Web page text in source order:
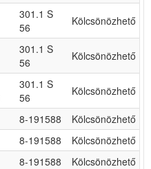
301.1 S
56
Kölcsönözhető
301.1 S
56
Kölcsönözhető
301.1 S
56
Kölcsönözhető
8-191588
Kölcsönözhető
8-191588
Kölcsönözhető
8-191588 Kölcsönözhető